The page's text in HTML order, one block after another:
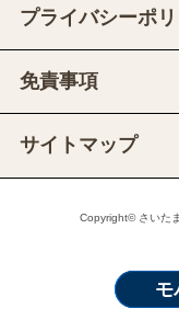
プライバシーポ
免責事項
サイトマップ
Copyright© さいた
モ